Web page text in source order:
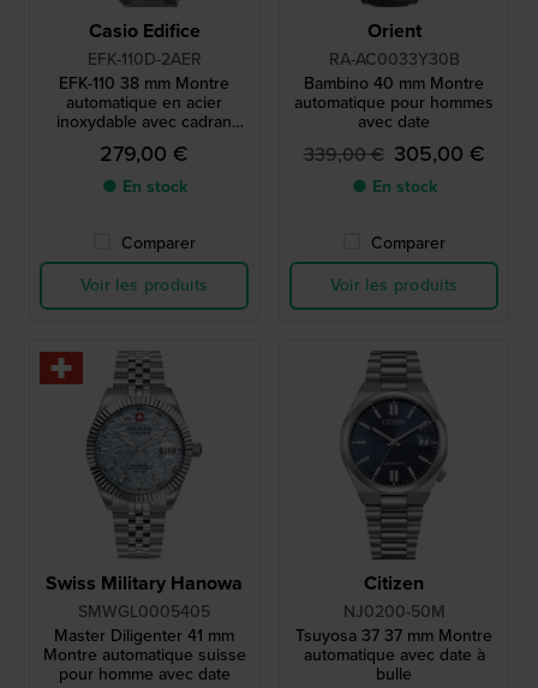
Casio Edifice
EFK-110D-2AER
EFK-110 38 mm Montre
automatique en acier
inoxydable avec cadran
texturé unique
279,00 €
● En stock
Comparer
Voir les produits
Orient
RA-AC0033Y30B
Bambino 40 mm Montre
automatique pour hommes
avec date
339,00 € 305,00 €
● En stock
Comparer
Voir les produits
Swiss Military Hanowa
SMWGL0005405
Master Diligenter 41 mm
Montre automatique suisse
pour homme avec date
Citizen
NJ0200-50M
Tsuyosa 37 37 mm Montre
automatique avec date à
bulle